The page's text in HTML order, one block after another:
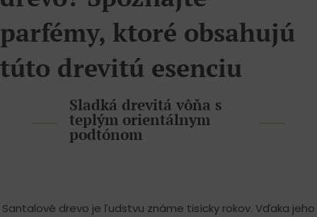
parfémy, ktoré obsahujú
túto drevitú esenciu
Sladká drevitá vôňa s
teplým orientálnym
podtónom
Santalové drevo je ľudstvu známe tisícky rokov. Vďaka jeho